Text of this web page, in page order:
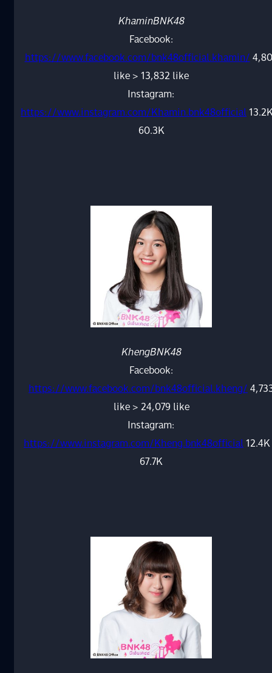
KhaminBNK48
Facebook:
https://www.facebook.com/bnk48official.khamin/
like > 13,832 like
Instagram:
https://www.instagram.com/Khamin.bnk48official
60.3K
KhengBNK48
Facebook:
https://www.facebook.com/bnk48official.kheng/
like > 24,079 like
Instagram:
https://www.instagram.com/Kheng.bnk48official
67.7K